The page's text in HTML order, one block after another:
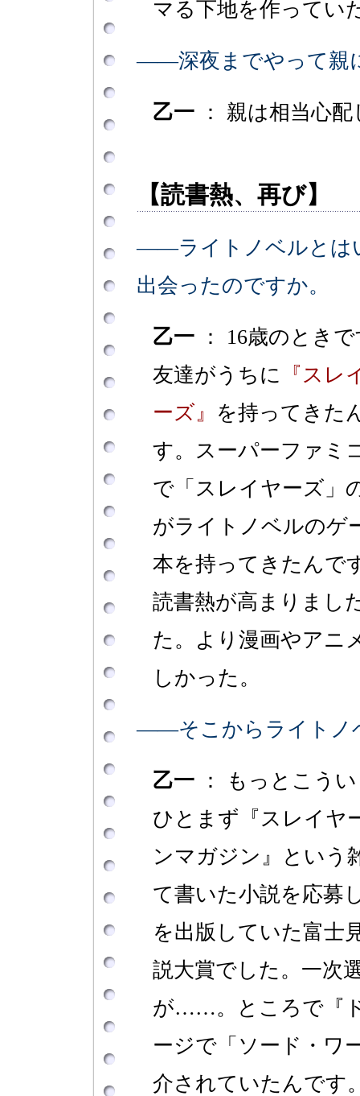
マる下地を作ってい
――深夜までやって親
乙一 ： 親は相当心
【読書熱、再び】
――ライトノベルとは
出会ったのですか。
乙一 ： 16歳のとき
友達がうちに
『スレ
ーズ』
を持ってきた
す。スーパーファミ
で「スレイヤーズ」
がライトノベルのゲ
本を持ってきたんで
読書熱が高まりま
た。より漫画やアニ
しかった。
――そこからライトノ
乙一 ： もっとこう
ひとまず『スレイヤ
ンマガジン』という
て書いた小説を応募
を出版していた富士
説大賞でした。一次
が……。ところで『
ージで「ソード・ワ
介されていたんです